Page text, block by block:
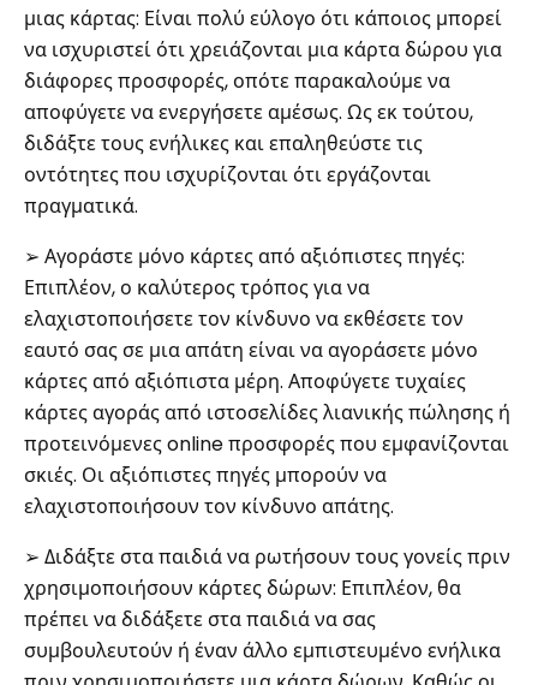
μιας κάρτας: Είναι πολύ εύλογο ότι κάποιος μπορεί
να ισχυριστεί ότι χρειάζονται μια κάρτα δώρου για
διάφορες προσφορές, οπότε παρακαλούμε να
αποφύγετε να ενεργήσετε αμέσως. Ως εκ τούτου,
διδάξτε τους ενήλικες και επαληθεύστε τις
οντότητες που ισχυρίζονται ότι εργάζονται
πραγματικά.
➢ Αγοράστε μόνο κάρτες από αξιόπιστες πηγές:
Επιπλέον, ο καλύτερος τρόπος για να
ελαχιστοποιήσετε τον κίνδυνο να εκθέσετε τον
εαυτό σας σε μια απάτη είναι να αγοράσετε μόνο
κάρτες από αξιόπιστα μέρη. Αποφύγετε τυχαίες
κάρτες αγοράς από ιστοσελίδες λιανικής πώλησης ή
προτεινόμενες online προσφορές που εμφανίζονται
σκιές. Οι αξιόπιστες πηγές μπορούν να
ελαχιστοποιήσουν τον κίνδυνο απάτης.
➢ Διδάξτε στα παιδιά να ρωτήσουν τους γονείς πριν
χρησιμοποιήσουν κάρτες δώρων: Επιπλέον, θα
πρέπει να διδάξετε στα παιδιά να σας
συμβουλευτούν ή έναν άλλο εμπιστευμένο ενήλικα